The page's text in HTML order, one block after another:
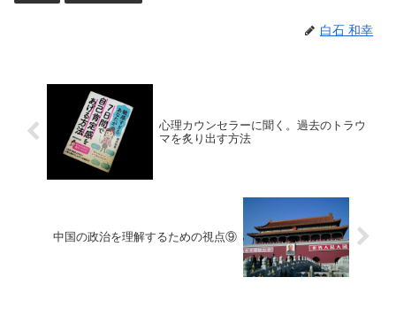
白石 和幸
心理カウンセラーに聞く。過去のトラウ
マを炙り出す方法
中国の政治を理解するための視点⑨